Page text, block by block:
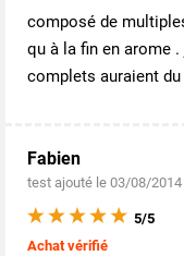
composé de
qu à la fin en arome
complets auraient
Fabien
test ajouté le 03/08/2014
5/5
Achat vérifié